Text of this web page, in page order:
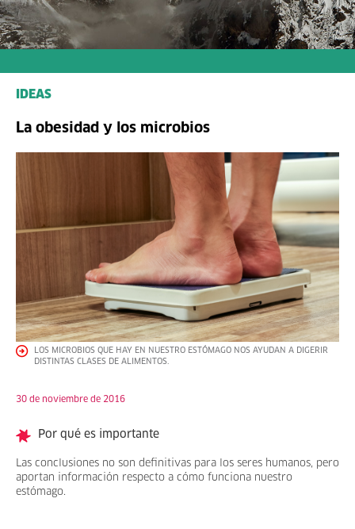
IDEAS
La obesidad y los microbios
LOS MICROBIOS QUE HAY EN NUESTRO ESTÓMAGO NOS AYUDAN A DIGERIR
DISTINTAS CLASES DE ALIMENTOS.
30 de noviembre de 2016
Por qué es importante
Las conclusiones no son definitivas para los seres humanos, pero
aportan información respecto a cómo funciona nuestro
estómago.